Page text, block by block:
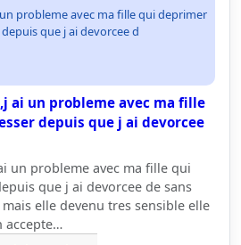
probleme avec ma fille qui deprimer
que j ai devorcee d
ai un probleme avec ma fille
depuis que j ai devorcee
un probleme avec ma fille qui
que j ai devorcee de sans
elle devenu tres sensible elle
accepte…